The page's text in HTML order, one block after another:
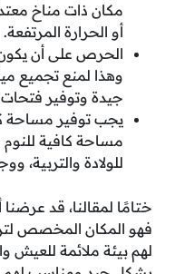
مكان ذات مناخ معتد
أو الحرارة المرتفعة.
الحرص على أن
وهذا لمنع تجميع
جيدة وتوفير
يجب توفير مساحة
مساحة كافية
للولادة
ختامًا لمقالنا، قد
فهو المكان المخصص
لهم بيئة ملائمة للعيش